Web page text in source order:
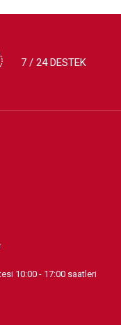
7 / 24 DESTEK
10:00 - 17:00 saatleri